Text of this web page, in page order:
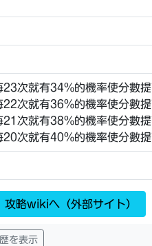
次就有34%的機率使分數
次就有36%的機率使分數
次就有38%的機率使分數
次就有40%的機率使分數
攻略wikiへ（外部サイト）
を表示